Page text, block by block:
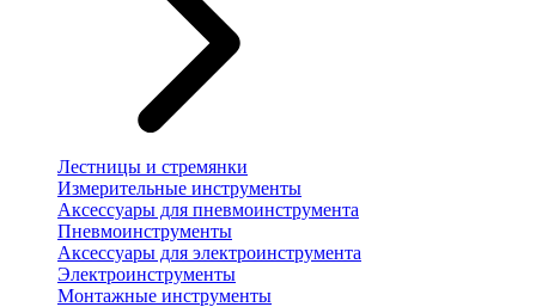
Лестницы и стремянки
Измерительные инструменты
Аксессуары для пневмоинструмента
Пневмоинструменты
Аксессуары для электроинструмента
Электроинструменты
Монтажные инструменты